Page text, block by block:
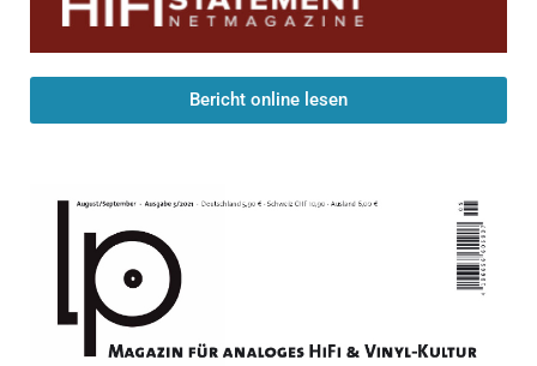
Bericht online lesen